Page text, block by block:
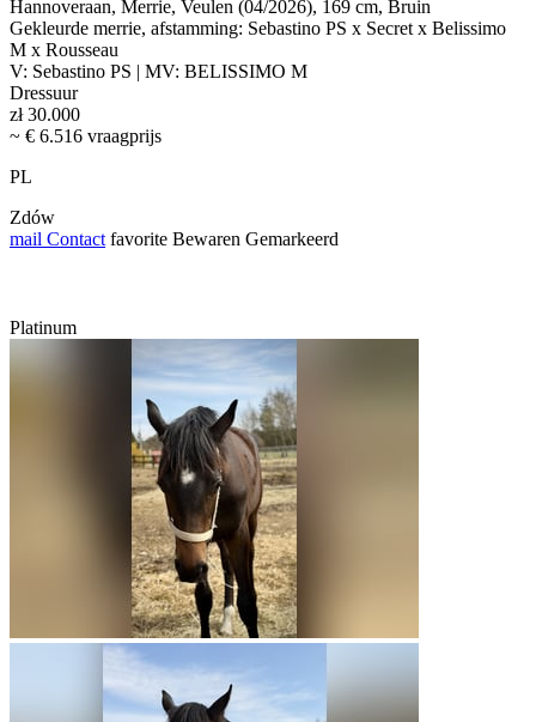
Hannoveraan, Merrie, Veulen (04/2026), 169 cm, Bruin
Gekleurde merrie, afstamming: Sebastino PS x Secret x Belissimo
M x Rousseau
V: Sebastino PS | MV: BELISSIMO M
Dressuur
zł 30.000
~ € 6.516 vraagprijs
PL
Zdów
mail Contact favorite Bewaren Gemarkeerd
Platinum